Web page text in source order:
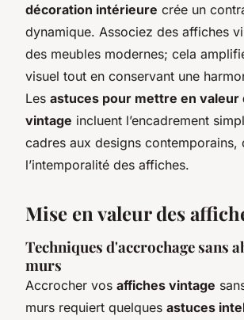
décoration intérieure crée un
dynamique. Associez des affiches
des meubles modernes; cela
visuel tout en conservant une
Les astuces pour mettre en valeur
vintage incluent l’encadrement
cadres aux designs contemporains,
l’intemporalité des affiches.
Mise en valeur des
Techniques d'accrochage sans
murs
Accrocher vos affiches vintage
murs requiert quelques astuces